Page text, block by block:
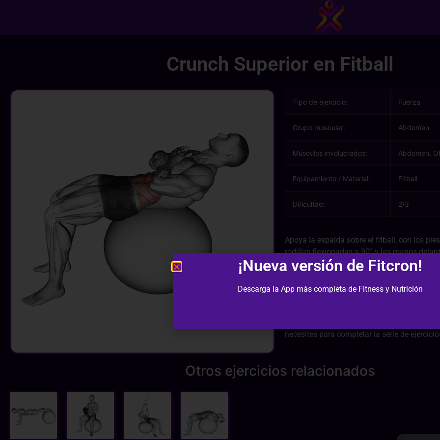
Crunch Superior en Fitball
Tipo de ejercicio: Fuerza
Grupo muscular: Abdomen
Músculos involucrados: Abdomen,
Equipamiento / Material: Fitball
Dificultad: 2/3
Apoya la espalda sobre el fitball, con los
rodillas flexionadas a 90° y las manos
Desde atrás, con la espalda casi en su
excepto la cabeza y columna dorsal que
del objeto, inspira y mientras exhalas el aire
abdominal para elevar el torso mediante la
Regresa lentamente a la posición inicial y
necesites para completar la serie de
Otros ejercicios relacionados
¡Nueva versión de Fitcron!
Descarga la App más completa de Fitness y Nutrición